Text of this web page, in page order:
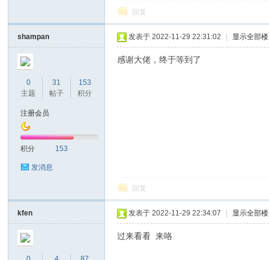
(C
回复
shampan
0
主题
31
帖子
153
积分
注册会员
积分 153
发消息
发表于 2022-11-29 22:31:02 显示全部
感谢大佬，终于等到了
回复
kfen 发表于 2022-11-29 22:34:07 显示全部
过来看看 来咯